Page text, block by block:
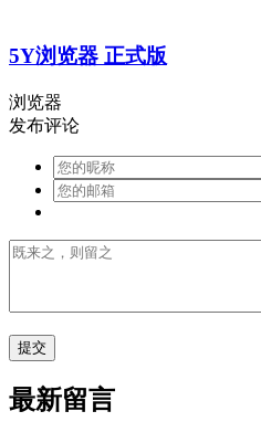
5Y浏览器 正式版
浏览器
发布评论
最新留言